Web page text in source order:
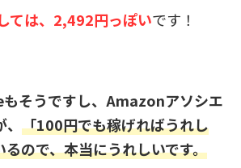
ては、2,492円っぽいです！
そうですし、Amazonアソシエ
「100円でも稼げればうれし
ので、本当にうれしいです。